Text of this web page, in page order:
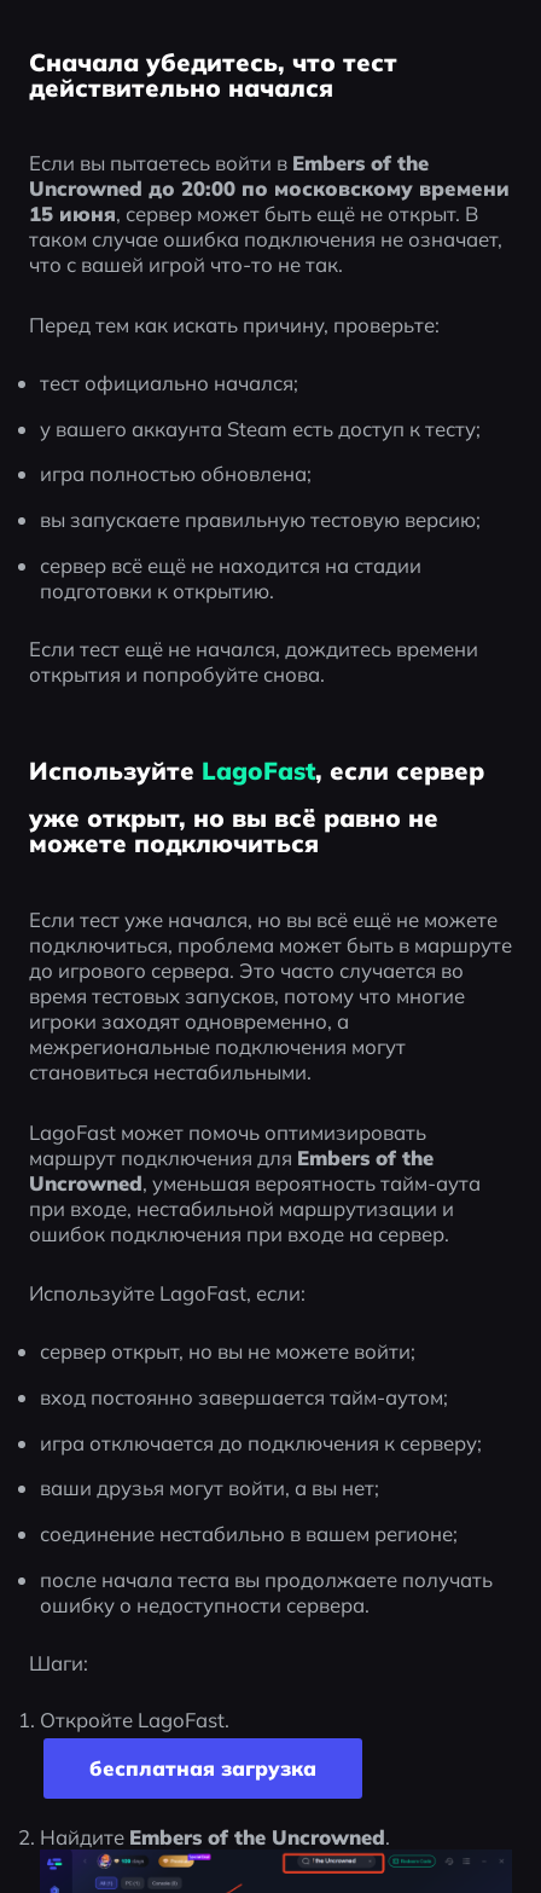
Сначала убедитесь, что тест
действительно начался
Если вы пытаетесь войти в Embers of the
Uncrowned до 20:00 по московскому времени
15 июня, сервер может быть ещё не открыт. В
таком случае ошибка подключения не означает,
что с вашей игрой что-то не так.
Перед тем как искать причину, проверьте:
тест официально начался;
у вашего аккаунта Steam есть доступ к тесту;
игра полностью обновлена;
вы запускаете правильную тестовую версию;
сервер всё ещё не находится на стадии
подготовки к открытию.
Если тест ещё не начался, дождитесь времени
открытия и попробуйте снова.
Используйте LagoFast, если сервер
уже открыт, но вы всё равно не
можете подключиться
Если тест уже начался, но вы всё ещё не можете
подключиться, проблема может быть в маршруте
до игрового сервера. Это часто случается во
время тестовых запусков, потому что многие
игроки заходят одновременно, а
межрегиональные подключения могут
становиться нестабильными.
LagoFast может помочь оптимизировать
маршрут подключения для Embers of the
Uncrowned, уменьшая вероятность тайм-аута
при входе, нестабильной маршрутизации и
ошибок подключения при входе на сервер.
Используйте LagoFast, если:
сервер открыт, но вы не можете войти;
вход постоянно завершается тайм-аутом;
игра отключается до подключения к серверу;
ваши друзья могут войти, а вы нет;
соединение нестабильно в вашем регионе;
после начала теста вы продолжаете получать
ошибку о недоступности сервера.
Шаги:
Откройте LagoFast.
бесплатная загрузка
Найдите Embers of the Uncrowned.